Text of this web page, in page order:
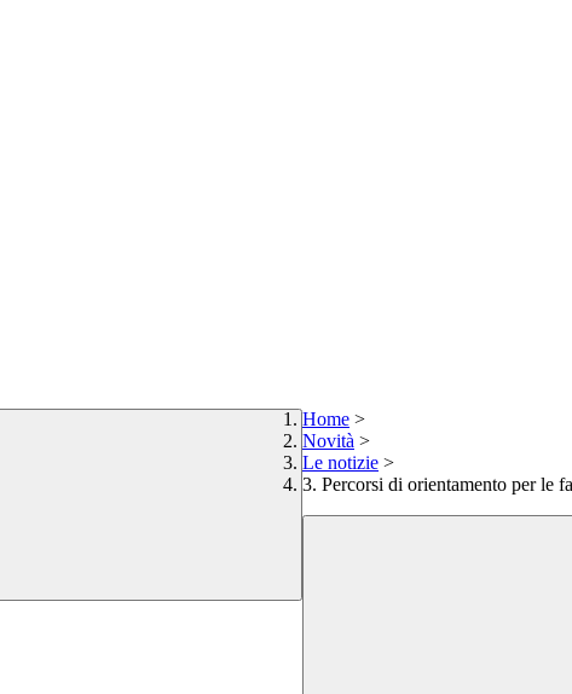
Home >
Novità >
Le notizie >
3. Percorsi di orientamento per le